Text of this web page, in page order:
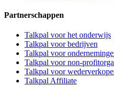
Partnerschappen
Talkpal voor het onderwijs
Talkpal voor bedrijven
Talkpal voor
Talkpal voor non-
Talkpal voor
Talkpal Affiliate